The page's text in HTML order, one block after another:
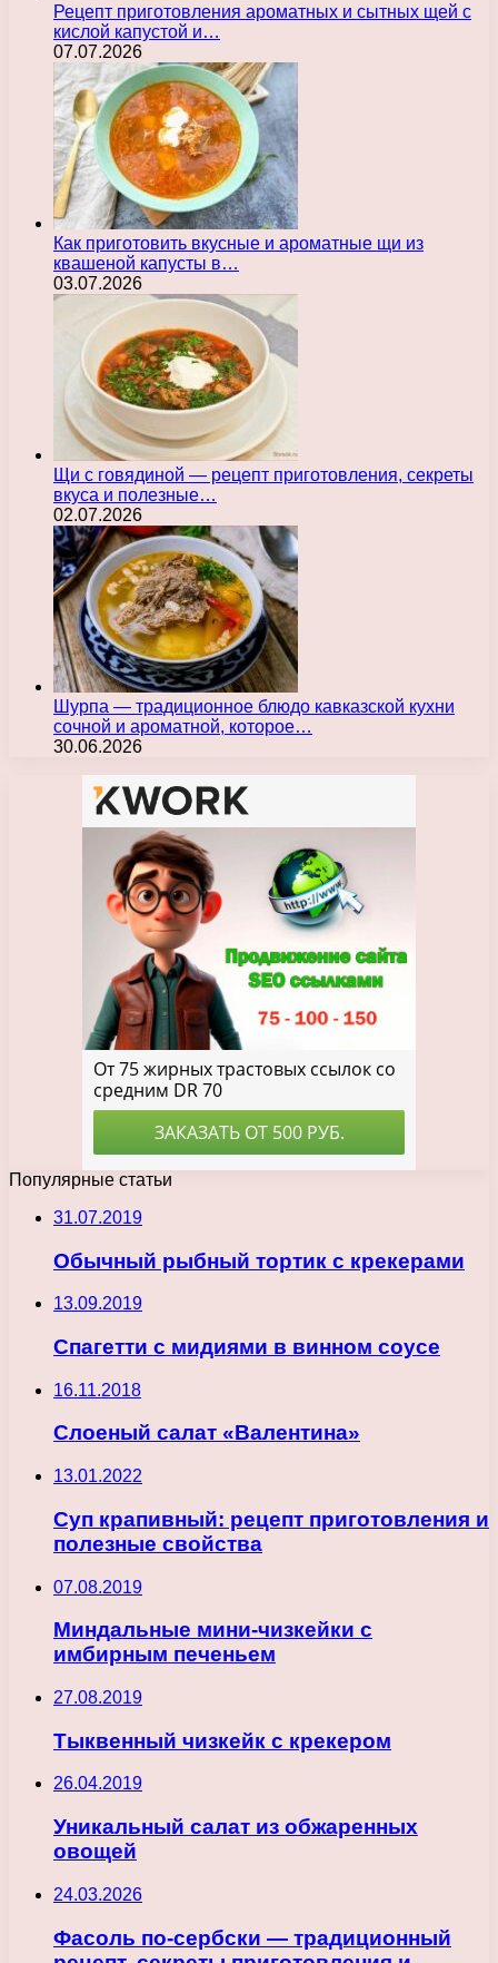
Рецепт приготовления ароматных и сытных щей с
кислой капустой и…
07.07.2026
Как приготовить вкусные и ароматные щи из
квашеной капусты в…
03.07.2026
Щи с говядиной — рецепт приготовления, секреты
вкуса и полезные…
02.07.2026
Шурпа — традиционное блюдо кавказской кухни
сочной и ароматной, которое…
30.06.2026
Популярные статьи
31.07.2019
Обычный рыбный тортик с крекерами
13.09.2019
Спагетти с мидиями в винном соусе
16.11.2018
Слоеный салат «Валентина»
13.01.2022
Суп крапивный: рецепт приготовления и
полезные свойства
07.08.2019
Миндальные мини-чизкейки с
имбирным печеньем
27.08.2019
Тыквенный чизкейк с крекером
26.04.2019
Уникальный салат из обжаренных
овощей
24.03.2026
Фасоль по-сербски — традиционный